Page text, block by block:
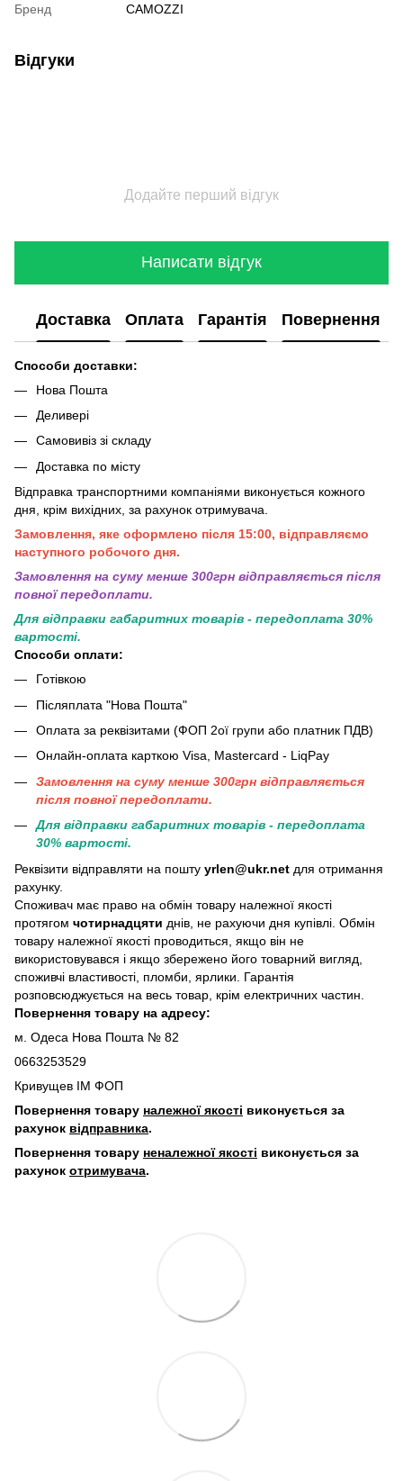
Бренд CAMOZZI
Відгуки
Додайте перший відгук
Написати відгук
Доставка Оплата Гарантія Повернення
Способи доставки:
Нова Пошта
Деливері
Самовивіз зі складу
Доставка по місту
Відправка транспортними компаніями виконується кожного
дня, крім вихідних, за рахунок отримувача.
Замовлення, яке оформлено після 15:00, відправляємо
наступного робочого дня.
Замовлення на суму менше 300грн вiдправляється пiсля
повної передоплати.
Для відправки габаритних товарів - передоплата 30%
вартості.
Способи оплати:
Готівкою
Післяплата "Нова Пошта"
Оплата за реквізитами (ФОП 2ої групи або платник ПДВ)
Онлайн-оплата карткою Visa, Mastercard - LiqPay
Замовлення на суму менше 300грн вiдправляється
пiсля повної передоплати.
Для відправки габаритних товарів - передоплата
30% вартості.
Реквізити відправляти на пошту yrlen@ukr.net для отримання
рахунку.
Споживач має право на обмін товару належної якості
протягом чотирнадцяти днів, не рахуючи дня купівлі. Обмін
товару належної якості проводиться, якщо він не
використовувався і якщо збережено його товарний вигляд,
споживчі властивості, пломби, ярлики. Гарантія
розповсюджується на весь товар, крім електричних частин.
Повернення товару на адресу:
м. Одеса Нова Пошта № 82
0663253529
Кривущев ІМ ФОП
Повернення товару належної якості виконується за
рахунок відправника.
Повернення товару неналежної якості виконується за
рахунок отримувача.